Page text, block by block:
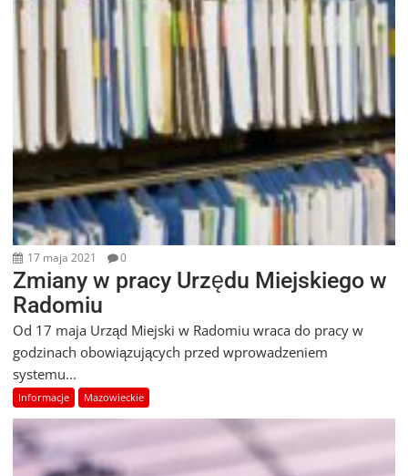
17 maja 2021 0
Zmiany w pracy Urzędu Miejskiego w
Radomiu
Od 17 maja Urząd Miejski w Radomiu wraca do pracy w
godzinach obowiązujących przed wprowadzeniem
systemu...
Informacje Mazowieckie